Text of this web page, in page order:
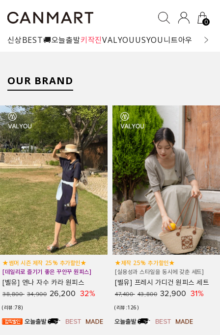
0
신상BEST🚚오늘출발키작진VALYOUUSYOU니트아우터 블라
OUR BRAND
★썸머 시즌 제작 25% 추가할인★
[데일리로 즐기기 좋은 꾸안꾸 원피스]
[벨유] 앤나 자수 카라 원피스
38,800 34,900 26,200 32%
(리뷰:78)
★제작 25% 추가할인★
[실용성과 스타일을 동시에 갖춘 세트]
[벨유] 프레시 가디건 원피스 세트
47,400 43,800 32,900 31%
(리뷰:126)